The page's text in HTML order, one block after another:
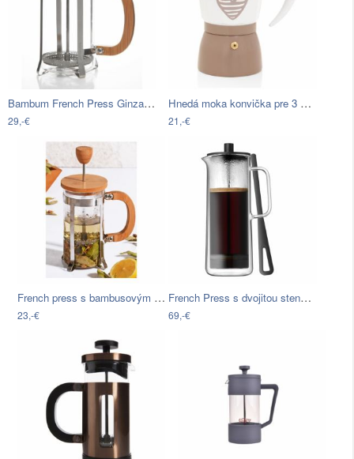
Bambum French Press Ginza, 600 ml
29,-€
Hnedá moka konvička pre 3 šálky…
21,-€
French press s bambusovým viečkom…
23,-€
French Press s dvojitou stenou WMF,…
69,-€